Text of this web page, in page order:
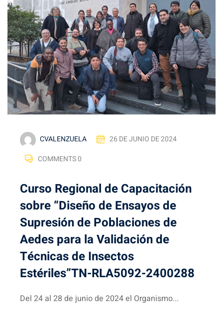
CVALENZUELA
26 DE JUNIO DE 2024
COMMENTS 0
Curso Regional de Capacitación
sobre “Diseño de Ensayos de
Supresión de Poblaciones de
Aedes para la Validación de
Técnicas de Insectos
Estériles”TN-RLA5092-2400288
Del 24 al 28 de junio de 2024 el Organismo...